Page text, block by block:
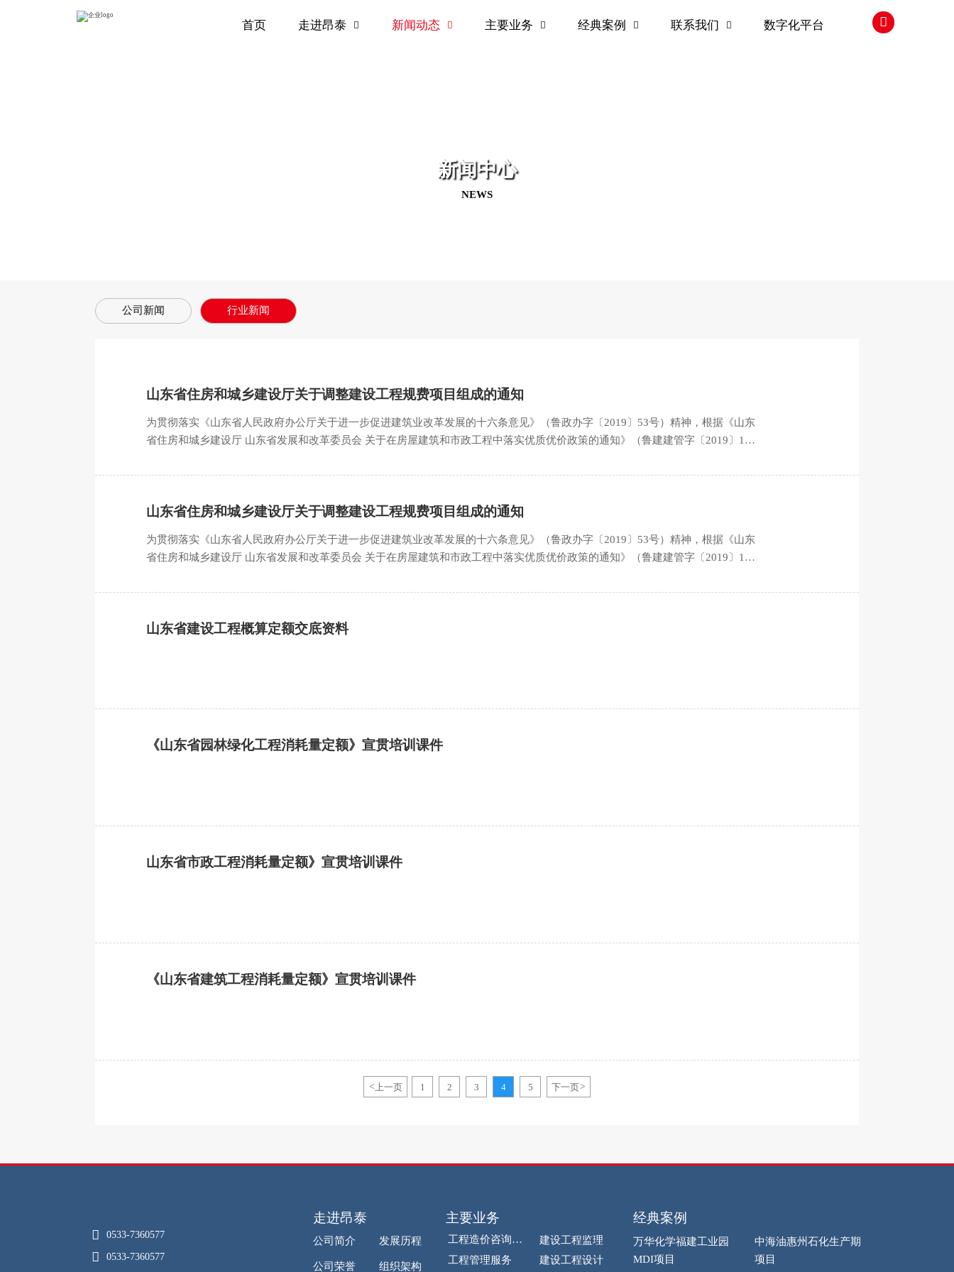
首页 走进昂泰  新闻动态  主要业务  经典案例  联系我们  数字化平台 
新闻中心
NEWS
公司新闻 行业新闻
山东省住房和城乡建设厅关于调整建设工程规费项目组成的通知
为贯彻落实《山东省人民政府办公厅关于进一步促进建筑业改革发展的十六条意见》（鲁政办字〔2019〕53号）精神，根据《山东
省住房和城乡建设厅 山东省发展和改革委员会 关于在房屋建筑和市政工程中落实优质优价政策的通知》（鲁建建管字〔2019〕16
山东省住房和城乡建设厅关于调整建设工程规费项目组成的通知
为贯彻落实《山东省人民政府办公厅关于进一步促进建筑业改革发展的十六条意见》（鲁政办字〔2019〕53号）精神，根据《山东
省住房和城乡建设厅 山东省发展和改革委员会 关于在房屋建筑和市政工程中落实优质优价政策的通知》（鲁建建管字〔2019〕16
山东省建设工程概算定额交底资料
《山东省园林绿化工程消耗量定额》宣贯培训课件
山东省市政工程消耗量定额》宣贯培训课件
《山东省建筑工程消耗量定额》宣贯培训课件
<上一页 1 2 3 4 5 下一页>
 0533-7360577
 0533-7360577
走进昂泰
公司简介
公司荣誉
发展历程
组织架构
主要业务
工程造价咨询业务
工程管理服务
建设工程监理
建设工程设计
经典案例
万华化学福建工业园
MDI项目
中海油惠州石化生产期
项目